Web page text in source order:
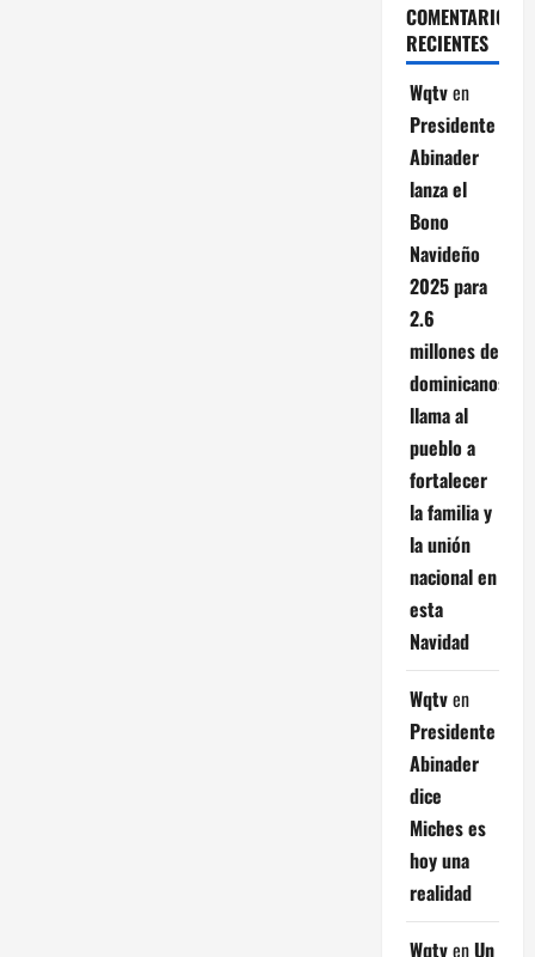
COMENTARIOS
RECIENTES
Wqtven
Presidente
Abinader
lanza el
Bono
Navideño
2025 para
2.6
millones de
dominicanos;
llama al
pueblo a
fortalecer
la familia y
la unión
nacional en
esta
Navidad
Wqtven
Presidente
Abinader
dice
Miches es
hoy una
realidad
WqtvenUn